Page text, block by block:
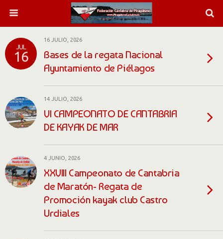
JUL
16
16 JULIO, 2026
Bases de la regata Nacional
Ayuntamiento de Piélagos
14 JULIO, 2026
VI CAMPEONATO DE CANTABRIA
DE KAYAK DE MAR
4 JUNIO, 2026
XXVIII Campeonato de Cantabria
de Maratón- Regata de
Promoción kayak club Castro
Urdiales